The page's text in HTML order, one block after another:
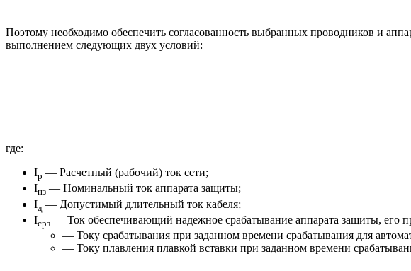
Поэтому необходимо обеспечить согласованность выбранных проводников и
выполнением следующих двух условий:
где:
Iр — Расчетный (рабочий) ток сети;
Iнз — Номинальный ток аппарата защиты;
Iд — Допустимый длительный ток кабеля;
Iсрз — Ток обеспечивающий надежное срабатывание аппарата защиты, его
— Току срабатывания при заданном времени срабатывания для
— Току плавления плавкой вставки при заданном времени